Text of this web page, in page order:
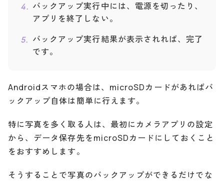
バックアップ実行中には、電源を切ったり、
アプリを終了しない。
バックアップ実行結果が表示されれば、完了
です。
Androidスマホの場合は、microSDカードがあればバ
ックアップ自体は簡単に行えます。
特に写真を多く取る人は、最初にカメラアプリの設定
から、データ保存先をmicroSDカードにしておくこと
をおすすめします。
そうすることで写真のバックアップができるだけでな